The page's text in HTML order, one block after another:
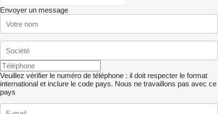
Envoyer un message
Veuillez vérifier le numéro de téléphone : il doit respecter le format
international et inclure le code pays. Nous ne travaillons pas avec ce
pays